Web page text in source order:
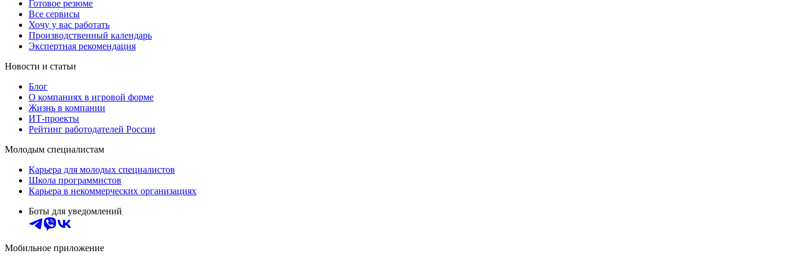
Готовое резюме
Все сервисы
Хочу у вас работать
Производственный календарь
Экспертная рекомендация
Новости и статьи
Блог
О компаниях в игровой форме
Жизнь в компании
ИТ-проекты
Рейтинг работодателей России
Молодым специалистам
Карьера для молодых специалистов
Школа программистов
Карьера в некоммерческих организациях
Боты для уведомлений
Мобильное приложение